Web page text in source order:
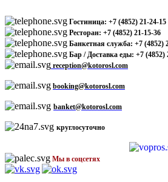
Гостиница: +7 (4852) 21-24-15
Ресторан: +7 (4852) 21-15-36
Банкетная служба: +7 (4852)
Бар / Доставка еды: +7 (4852)
reception@kotorosl.com
booking@kotorosl.com
banket@kotorosl.com
круглосуточно
Мы в соцсетях